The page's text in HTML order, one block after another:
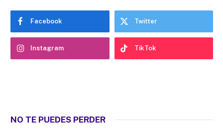
Facebook Twitter
Instagram TikTok
NO TE PUEDES PERDER